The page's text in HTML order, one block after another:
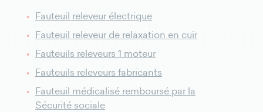
Fauteuil releveur électrique
Fauteuil releveur de relaxation en cuir
Fauteuils releveurs 1 moteur
Fauteuils releveurs fabricants
Fauteuil médicalisé remboursé par la
Sécurité sociale